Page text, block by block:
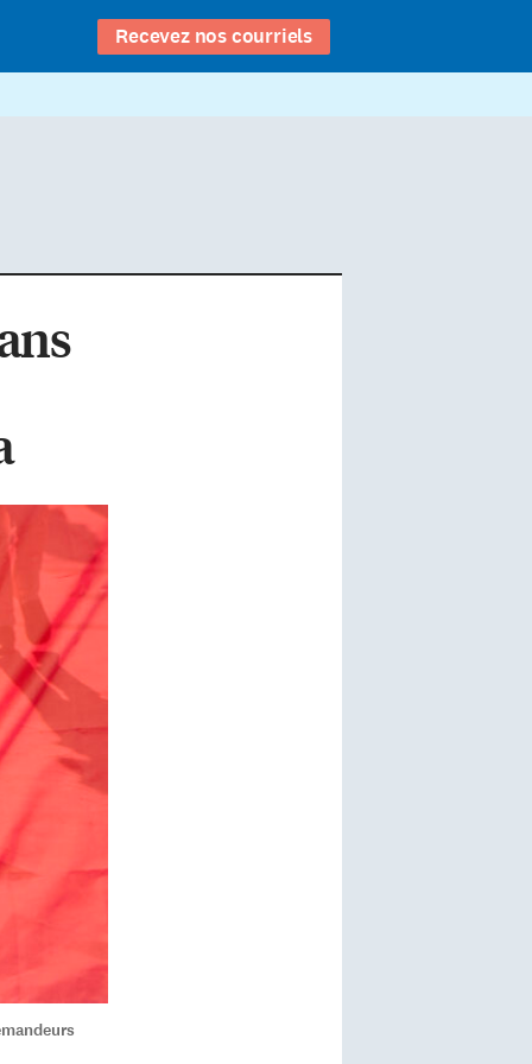
Recevez nos courriels